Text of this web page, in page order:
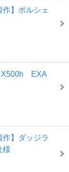
作】ポルシェ
EXA
作】ダッジラ
様